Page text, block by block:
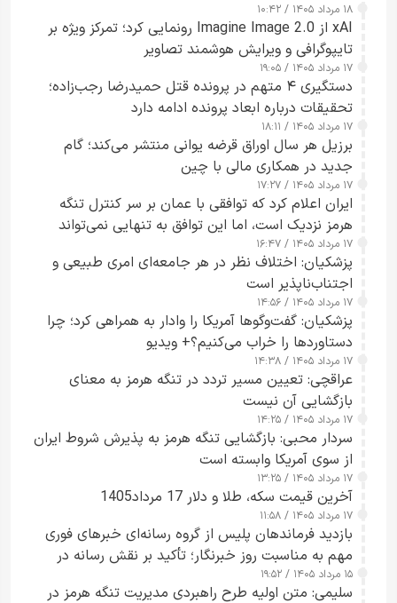
۱۸ مرداد ۱۴۰۵ / ۱۰:۴۲
xAI از Imagine Image 2.0 رونمایی کرد؛ تمرکز ویژه بر
تایپوگرافی و ویرایش هوشمند تصاویر
۱۷ مرداد ۱۴۰۵ / ۱۹:۰۵
دستگیری ۴ متهم در پرونده قتل حمیدرضا رجب‌زاده؛
تحقیقات درباره ابعاد پرونده ادامه دارد
۱۷ مرداد ۱۴۰۵ / ۱۸:۱۱
برزیل هر سال اوراق قرضه یوانی منتشر می‌کند؛ گام
جدید در همکاری مالی با چین
۱۷ مرداد ۱۴۰۵ / ۱۷:۲۷
ایران اعلام کرد که توافقی با عمان بر سر کنترل تنگه
هرمز نزدیک است، اما این توافق به تنهایی نمی‌تواند
آبراه را آزاد کند
۱۷ مرداد ۱۴۰۵ / ۱۶:۴۷
پزشکیان: اختلاف نظر در هر جامعه‌ای امری طبیعی و
اجتناب‌ناپذیر است
۱۷ مرداد ۱۴۰۵ / ۱۴:۵۶
پزشکیان: گفت‌وگوها آمریکا را وادار به همراهی کرد؛ چرا
دستاوردها را خراب می‌کنیم؟+ ویدیو
۱۷ مرداد ۱۴۰۵ / ۱۴:۳۸
عراقچی: تعیین مسیر تردد در تنگه هرمز به معنای
بازگشایی آن نیست
۱۷ مرداد ۱۴۰۵ / ۱۴:۲۵
سردار محبی: بازگشایی تنگه هرمز به پذیرش شروط ایران
از سوی آمریکا وابسته است
۱۷ مرداد ۱۴۰۵ / ۱۳:۲۵
آخرین قیمت سکه، طلا و دلار 17 مرداد1405
۱۷ مرداد ۱۴۰۵ / ۱۱:۵۸
بازدید فرماندهان پلیس از گروه رسانه‌ای خبرهای فوری
مهم به مناسبت روز خبرنگار؛ تأکید بر نقش رسانه در
تقویت امنیت و اعتماد عمومی
۱۵ مرداد ۱۴۰۵ / ۱۹:۵۲
سلیمی: متن اولیه طرح راهبردی مدیریت تنگه هرمز در